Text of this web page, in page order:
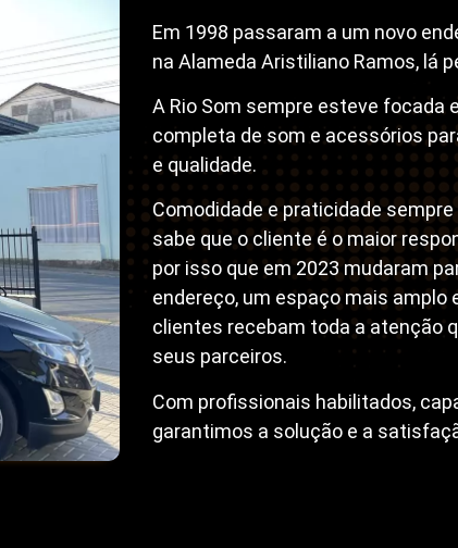
Em 1998 passaram a um novo
na Alameda Aristiliano Ramos, lá
A Rio Som sempre esteve focada
completa de som e acessórios
e qualidade.
Comodidade e praticidade
sabe que o cliente é o maior
por isso que em 2023 mudaram
endereço, um espaço mais amplo
clientes recebam toda a atenção
seus parceiros.
Com profissionais habilitados,
garantimos a solução e a